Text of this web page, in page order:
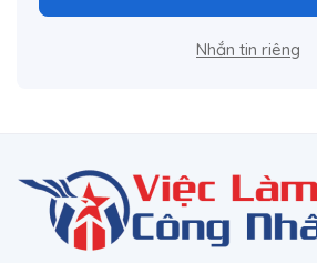
Nhắn tin riêng